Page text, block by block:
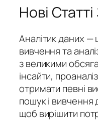
Нові
Аналітик даних —
вивчення та
з великими
інсайти,
отримати певні
пошук і вивчення
щоб вирішити